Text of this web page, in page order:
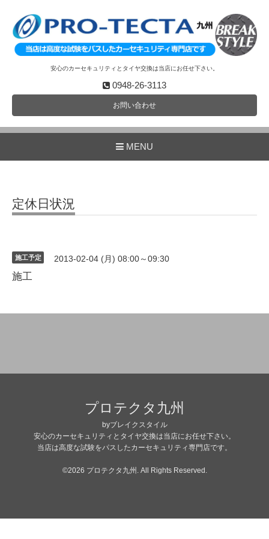
安心のカーセキュリティとタイヤ交換は当店にお任せ下さい。
0948-26-3113
お問い合わせ
MENU
定休日状況
施工予定 2013-02-04 (月) 08:00～09:30
施工
プロテクタ九州
byブレイクスタイル
安心のカーセキュリティとタイヤ交換は当店にお任せ下さい。
当店は高度な試験をパスしたカーセキュリティ専門店です。
©2026 プロテクタ九州 . All Rights Reserved.